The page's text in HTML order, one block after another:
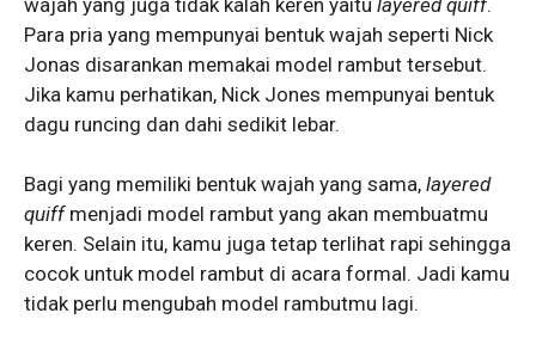
Para pria yang mempunyai bentuk wajah seperti Nick
Jonas disarankan memakai model rambut tersebut.
Jika kamu perhatikan, Nick Jones mempunyai bentuk
dagu runcing dan dahi sedikit lebar.
Bagi yang memiliki bentuk wajah yang sama, layered
quiffmenjadi model rambut yang akan membuatmu
keren. Selain itu, kamu juga tetap terlihat rapi sehingga
cocok untuk model rambut di acara formal. Jadi kamu
tidak perlu mengubah model rambutmu lagi.